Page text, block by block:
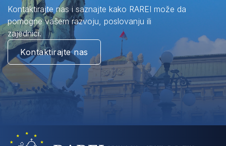
Kontaktirajte nas i saznajte kako RAREI može da
pomogne vašem razvoju, poslovanju ili
zajednici.
Kontaktirajte nas